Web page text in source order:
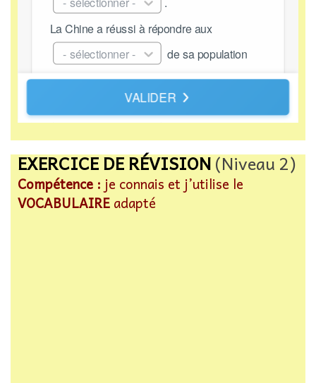
EXERCICE DE RÉVISION(Niveau 2)
Compétence : je connais et j’utilise le
VOCABULAIRE adapté